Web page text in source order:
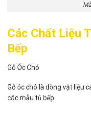
Các Chất Liệu
Bếp
Gỗ Óc Chó
Gỗ óc chó là dòng vật liệu
các mẫu tủ bếp